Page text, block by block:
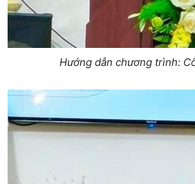
Hướng dẫn chương trình: